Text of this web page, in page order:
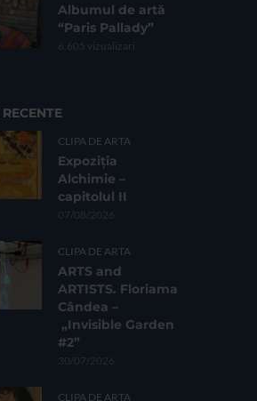
Albumul de artă
“Paris Pallady”
6.605 vizualizari
CLIPA DE ARTA
Expoziția
Alchimie –
capitolul II
07/08/2026
CLIPA DE ARTA
ARTS and
ARTISTS. Floriama
Cândea –
„Invisible Garden
#2”
30/07/2026
CLIPA DE ARTA